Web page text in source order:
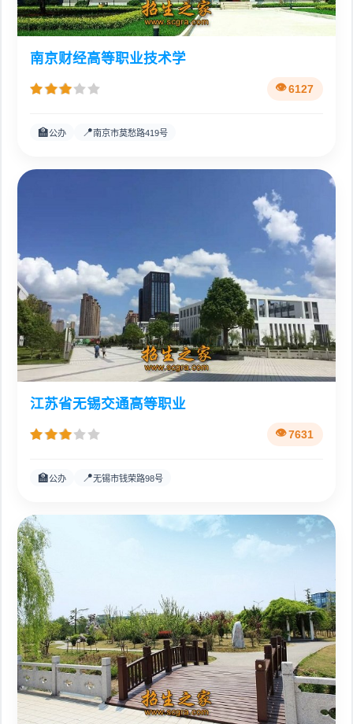
南京财经高等职业技术学
6127
🏫公办 📍南京市莫愁路419号
江苏省无锡交通高等职业
7631
🏫公办 📍无锡市钱荣路98号